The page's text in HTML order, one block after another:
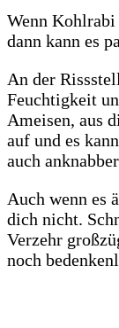
Wenn Kohlrabi
dann kann es
An der
Feuchtigkeit
Ameisen, aus
auf und es
auch
Auch wenn es
dich nicht.
Verzehr
noch